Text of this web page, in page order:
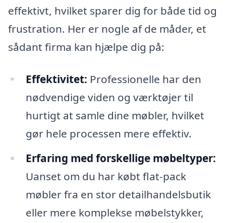
effektivt, hvilket sparer dig for både tid og
frustration. Her er nogle af de måder, et
sådant firma kan hjælpe dig på:
Effektivitet: Professionelle har den
nødvendige viden og værktøjer til
hurtigt at samle dine møbler, hvilket
gør hele processen mere effektiv.
Erfaring med forskellige møbeltyper:
Uanset om du har købt flat-pack
møbler fra en stor detailhandelsbutik
eller mere komplekse møbelstykker,